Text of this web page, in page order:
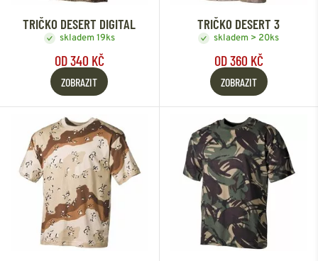
TRIČKO DESERT DIGITAL
skladem 19ks
OD 340 KČ
ZOBRAZIT
TRIČKO DESERT 3
skladem > 20ks
OD 360 KČ
ZOBRAZIT